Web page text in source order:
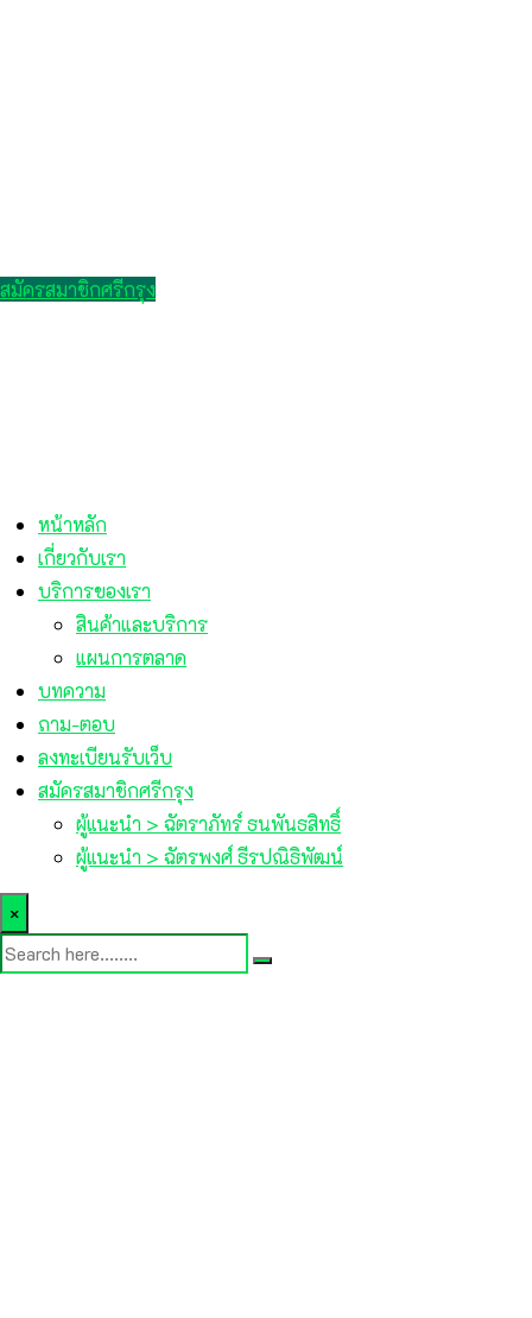
สมัครสมาชิกศรีกรุง
หน้าหลัก
เกี่ยวกับเรา
บริการของเรา
สินค้าและบริการ
แผนการตลาด
บทความ
ถาม-ตอบ
ลงทะเบียนรับเว็บ
สมัครสมาชิกศรีกรุง
ผู้แนะนำ > ฉัตราภัทร์ ธนพันธสิทธิ์
ผู้แนะนำ > ฉัตรพงศ์ ธีรปณิธิพัฒน์
×